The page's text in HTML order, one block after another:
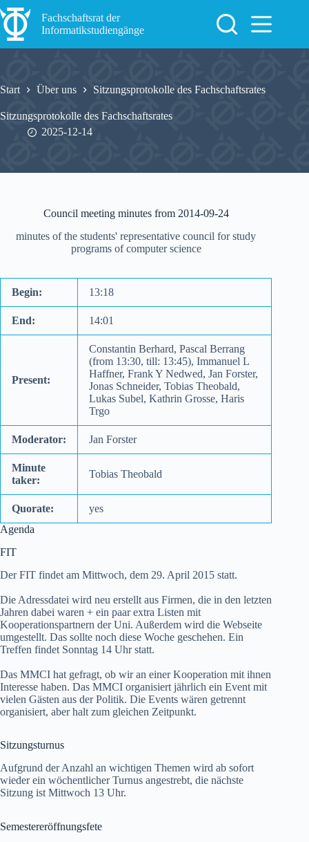
Zum
Inhalt
springen
Fachschaftsrat der
Informatikstudiengänge
Start Über uns Sitzungsprotokolle des Fachschaftsrates
Sitzungsprotokolle des Fachschaftsrates
2025-12-14
Council meeting minutes from 2014-09-24
minutes of the students' representative council for study
programs of computer science
Begin: 13:18
End: 14:01
Present:
Constantin Berhard, Pascal Berrang
(from 13:30, till: 13:45), Immanuel L
Haffner, Frank Y Nedwed, Jan Forster,
Jonas Schneider, Tobias Theobald,
Lukas Subel, Kathrin Grosse, Haris
Trgo
Moderator: Jan Forster
Minute
taker:
Tobias Theobald
Quorate:
yes
Agenda
FIT
Der FIT findet am Mittwoch, dem 29. April 2015 statt.
Die Adressdatei wird neu erstellt aus Firmen, die in den letzten
Jahren dabei waren + ein paar extra Listen mit
Kooperationspartnern der Uni. Außerdem wird die Webseite
umgestellt. Das sollte noch diese Woche geschehen. Ein
Treffen findet Sonntag 14 Uhr statt.
Das MMCI hat gefragt, ob wir an einer Kooperation mit ihnen
Interesse haben. Das MMCI organisiert jährlich ein Event mit
vielen Gästen aus der Politik. Die Events wären getrennt
organisiert, aber halt zum gleichen Zeitpunkt.
Sitzungsturnus
Aufgrund der Anzahl an wichtigen Themen wird ab sofort
wieder ein wöchentlicher Turnus angestrebt, die nächste
Sitzung ist Mittwoch 13 Uhr.
Semestereröffnungsfete